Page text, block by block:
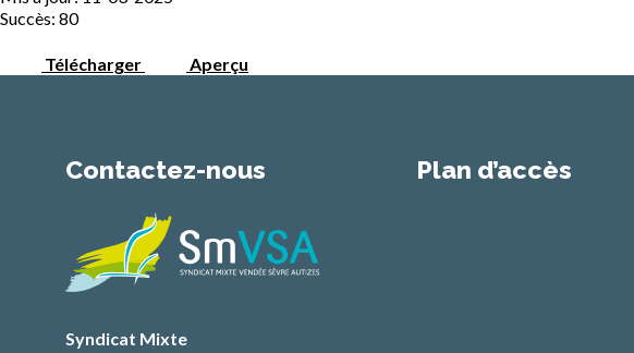
Succès: 80
Télécharger Aperçu
Contactez-nous
Syndicat Mixte
Plan d’accès